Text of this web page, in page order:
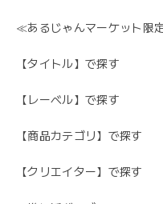
≪あるじゃんマーケット限
【タイトル】で探す
【レーベル】で探す
【商品カテゴリ】で探す
【クリエイター】で探す